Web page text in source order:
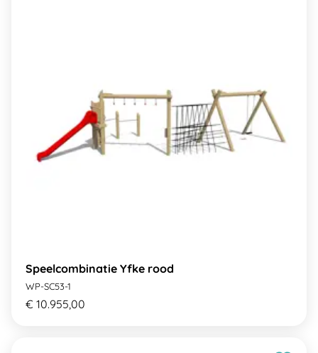
Speelcombinatie Yfke rood
WP-SC53-1
€ 10.955,00